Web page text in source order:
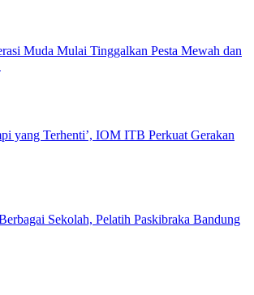
Muda Mulai Tinggalkan Pesta Mewah dan
yang Terhenti’, IOM ITB Perkuat Gerakan
Sekolah, Pelatih Paskibraka Bandung